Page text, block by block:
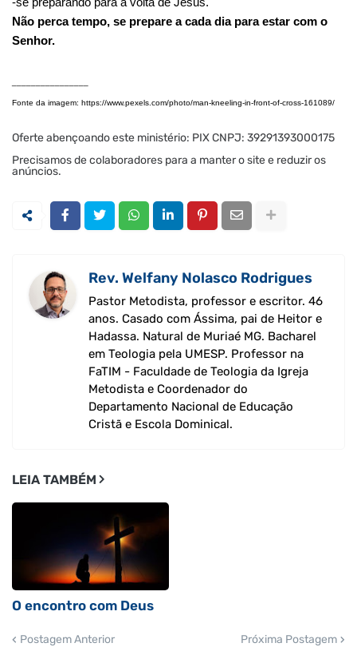
Não perca tempo, se prepare a cada dia para estar com o
Senhor.
Fonte da imagem: https://www.pexels.com/photo/man-kneeling-in-front-of-cross-161089/
Oferte abençoando este ministério: PIX CNPJ: 39291393000175
Precisamos de colaboradores para a manter o site e reduzir os
anúncios.
Rev. Welfany Nolasco Rodrigues
Pastor Metodista, professor e escritor. 46
anos. Casado com Ássima, pai de Heitor e
Hadassa. Natural de Muriaé MG. Bacharel
em Teologia pela UMESP. Professor na
FaTIM - Faculdade de Teologia da Igreja
Metodista e Coordenador do
Departamento Nacional de Educação
Cristã e Escola Dominical.
LEIA TAMBÉM
O encontro com Deus
Postagem Anterior Próxima Postagem